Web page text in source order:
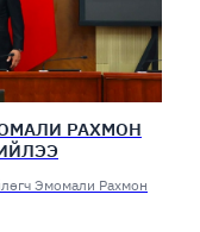
РАХМОН
Эмомали Рахмон